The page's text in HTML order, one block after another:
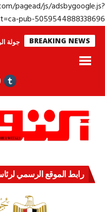
pagead/js/
pub-
BREAKING NEWS
وحراس لا ينامون جولة الرئيس
رابط الموقع الرسمي